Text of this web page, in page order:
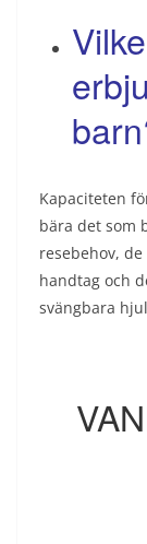
Kapaciteten
bära det som
resebehov,
handtag och
svängbara